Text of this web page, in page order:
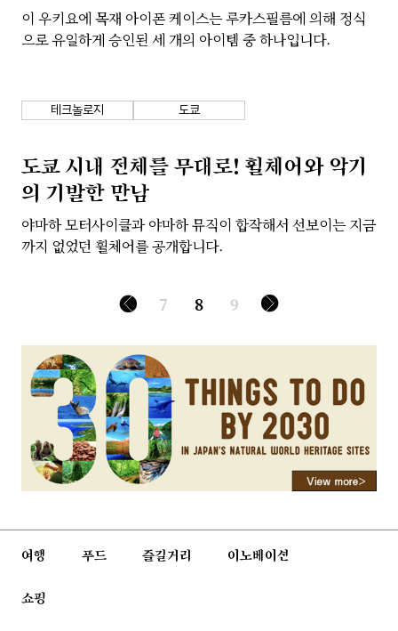
이 우키요에 목재 아이폰 케이스는 루카스필름에 의해 정식
으로 유일하게 승인된 세 개의 아이템 중 하나입니다.
테크놀로지 도쿄
도쿄 시내 전체를 무대로! 휠체어와 악기
의 기발한 만남
야마하 모터사이클과 야마하 뮤직이 합작해서 선보이는 지금
까지 없었던 휠체어를 공개합니다.
7 8 9
여행 푸드 즐길거리 이노베이션
쇼핑